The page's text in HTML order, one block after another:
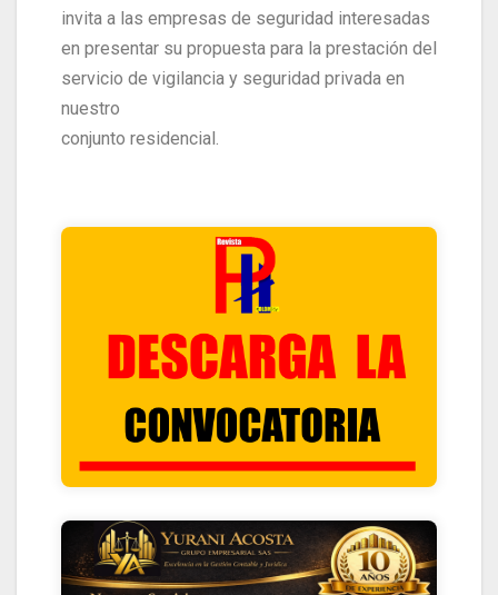
invita a las empresas de seguridad interesadas
en presentar su propuesta para la prestación del
servicio de vigilancia y seguridad privada en
nuestro
conjunto residencial.
HACIENDO CLIK ACA